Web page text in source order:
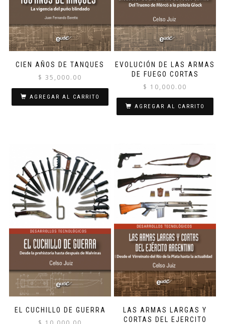
CIEN AÑOS DE TANQUES
$ 35,000.00
AGREGAR AL CARRITO
EVOLUCIÓN DE LAS ARMAS
DE FUEGO CORTAS
$ 10,000.00
AGREGAR AL CARRITO
EL CUCHILLO DE GUERRA
LAS ARMAS LARGAS Y
CORTAS DEL EJERCITO